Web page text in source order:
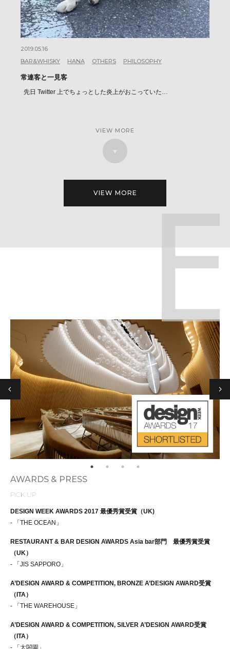
2019.05.16
BAR&WHISKY
HANA OTHERS PHILOSOPHY
常連客と一見客
先日 Twitter 上でちょっとした炎上がおこっていた…
VIEW MORE
VIEW MORE
AWARDS & PRESS
PICK UP
DESIGN WEEK AWARDS 2017 最優秀賞受賞（UK)
- 「THE OCEAN」
RESTAURANT & BAR DESIGN AWARDS Asia bar部門 最優秀賞受賞
（UK）
- 「JIS SAPPORO」
A’DESIGN AWARD & COMPETITION, BRONZE A’DESIGN AWARD受賞
（ITA）
- 「THE WAREHOUSE」
A’DESIGN AWARD & COMPETITION, SILVER A’DESIGN AWARD受賞
（ITA）
- 「太閤園」